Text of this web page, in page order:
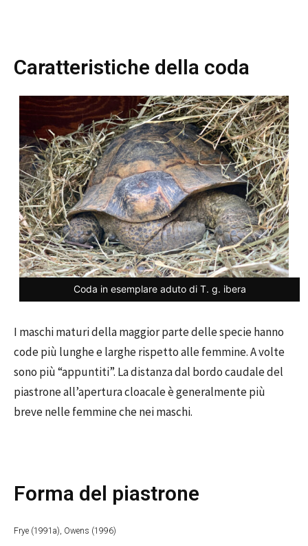
Caratteristiche della coda
Coda in esemplare aduto di T. g. ibera
I maschi maturi della maggior parte delle specie hanno
code più lunghe e larghe rispetto alle femmine. A volte
sono più “appuntiti”. La distanza dal bordo caudale del
piastrone all’apertura cloacale è generalmente più
breve nelle femmine che nei maschi.
Forma del piastrone
Frye (1991a), Owens (1996)